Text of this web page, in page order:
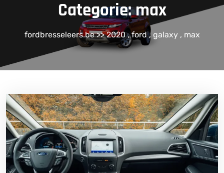
Categorie:max
fordbresseleers.be>>2020,ford, galaxy, max